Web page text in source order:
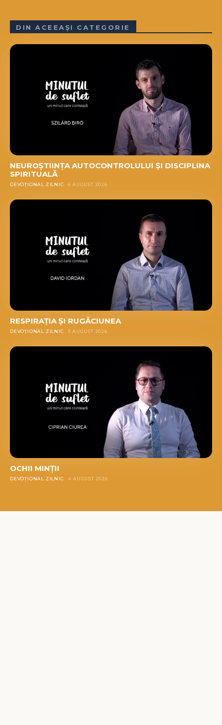
DIN ACEEAȘI CATEGORIE
NEUROȘTIINȚA AUTOCONTROLULUI ȘI DISCIPLINA
SPIRITUALĂ
DEVOȚIONAL ZILNIC 6 AUGUST 2026
RESPIRAȚIA ȘI RUGĂCIUNEA
DEVOȚIONAL ZILNIC 5 AUGUST 2026
OCHII MINȚII
DEVOȚIONAL ZILNIC 4 AUGUST 2026